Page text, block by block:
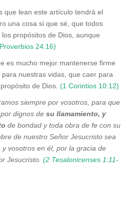
que lean este artículo tendrá el
una cosa si que sé, que todos
propósitos de Dios, aunque
24:16)
es mucho mejor mantenerse firme
nuestras vidas, que caer para
de Dios. (1 Corintios 10:12)
siempre por vosotros, para que
dignos de su llamamiento, y
de bondad y toda obra de fe con su
de nuestro Señor Jesucristo sea
vosotros en él, por la gracia de
Jesucristo. (2 Tesalonicenses 1:11-